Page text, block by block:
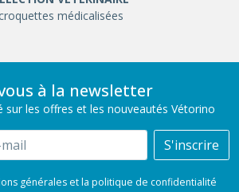
médicalisées
à la newsletter
sur les offres et les nouveautés Vétorino
S'inscrire
générales et la politique de confidentialité